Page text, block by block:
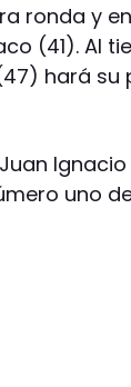
ronda y
(41). Al
hará su
Ignacio
uno